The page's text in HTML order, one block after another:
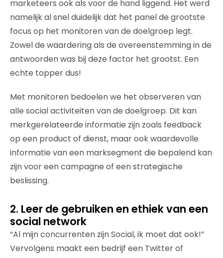
marketeers ook als voor de hand liggend. Het werd
namelijk al snel duidelijk dat het panel de grootste
focus op het monitoren van de doelgroep legt.
Zowel de waardering als de overeenstemming in de
antwoorden was bij deze factor het grootst. Een
echte topper dus!
Met monitoren bedoelen we het observeren van
alle social activiteiten van de doelgroep. Dit kan
merkgerelateerde informatie zijn zoals feedback
op een product of dienst, maar ook waardevolle
informatie van een marksegment die bepalend kan
zijn voor een campagne of een strategische
beslissing.
2. Leer de gebruiken en ethiek van een
social network
“Al mijn concurrenten zijn Social, ik moet dat ook!”
Vervolgens maakt een bedrijf een Twitter of